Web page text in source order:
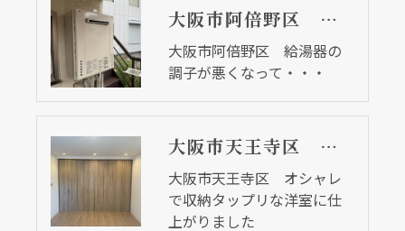
大阪市阿倍野区 給湯器の調子が悪くなって・・・
大阪市阿倍野区 給湯器の
調子が悪くなって・・・
大阪市天王寺区 オシャレで収納タップリな洋室に仕上がりました
大阪市天王寺区 オシャレ
で収納タップリな洋室に仕
上がりました